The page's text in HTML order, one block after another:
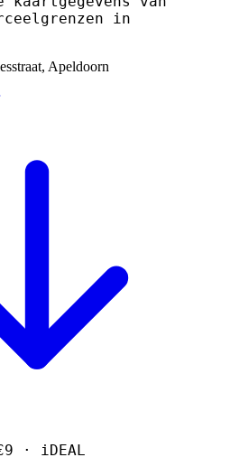
in
Apeldoorn
· iDEAL